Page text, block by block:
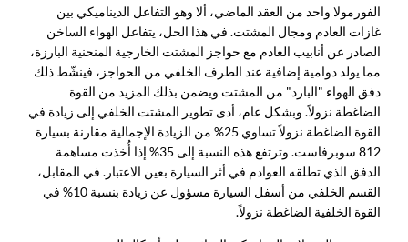
الفورمولا واحد من العقد الماضي، ألا وهو التفاعل الديناميكي بين
غازات العادم ومجال المشتت. في هذا الحل، يتفاعل الهواء الساخن
الصادر عن أنابيب العادم مع حواجز المشتت الخارجية المنحنية البارزة،
مما يولد دوامية إضافية عند الطرف الخلفي من الحواجز، فينشّط ذلك
دفق الهواء "البارد" من المشتت ويضمن بذلك المزيد من القوة
الضاغطة نزولاً. وبشكل عام، أدى تطوير المشتت الخلفي إلى زيادة في
القوة الضاغطة نزولاً تساوي 25% من الزيادة الإجمالية مقارنة بسيارة
812 سوبرفاست. وترتفع هذه النسبة إلى 35% إذا أُخذت مساهمة
الدفق الذي تطلقه العوادم في أثر السيارة بعين الاعتبار. في المقابل،
القسم الخلفي من أسفل السيارة مسؤول عن زيادة بنسبة 10% في
القوة الخلفية الضاغطة نزولاً.